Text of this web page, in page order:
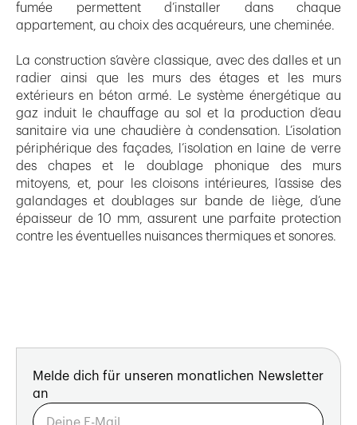
fumée permettent d’installer dans chaque
appartement, au choix des acquéreurs, une cheminée.
La construction s’avère classique, avec des dalles et un
radier ainsi que les murs des étages et les murs
extérieurs en béton armé. Le système énergétique au
gaz induit le chauffage au sol et la production d’eau
sanitaire via une chaudière à condensation. L’isolation
périphérique des façades, l’isolation en laine de verre
des chapes et le doublage phonique des murs
mitoyens, et, pour les cloisons intérieures, l’assise des
galandages et doublages sur bande de liège, d’une
épaisseur de 10 mm, assurent une parfaite protection
contre les éventuelles nuisances thermiques et sonores.
Melde dich für unseren monatlichen Newsletter
an